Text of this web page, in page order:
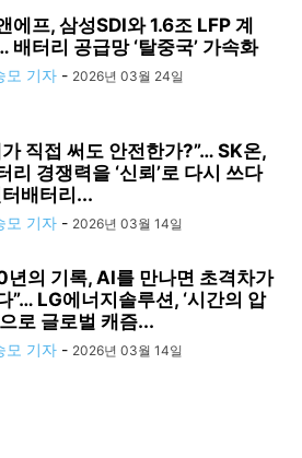
에프, 삼성SDI와 1.6조 LFP 계
배터리 공급망 ‘탈중국’ 가속화
모 기자 - 2026년 03월 24일
가 직접 써도 안전한가?”… SK온,
리 경쟁력을 ‘신뢰’로 다시 쓰다
배터리...
모 기자 - 2026년 03월 14일
년의 기록, AI를 만나면 초격차가
”… LG에너지솔루션, ‘시간의 압
으로 글로벌 캐즘...
모 기자 - 2026년 03월 14일